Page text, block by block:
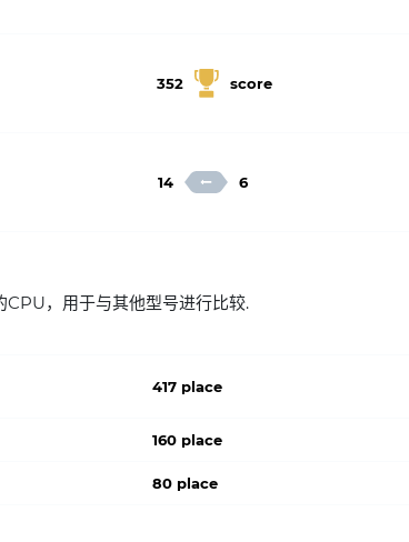
352 score
14 6
，用于与其他型号进行比较.
417 place
160 place
80 place